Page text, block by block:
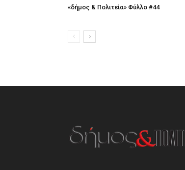
«δήμος & Πολιτεία» Φύλλο #44